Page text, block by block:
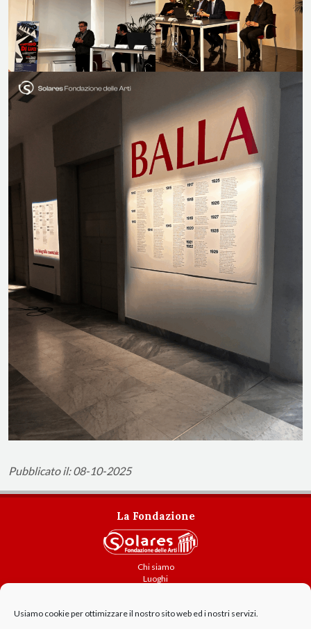
Usiamo cookie per ottimizzare il nostro sito web ed i nostri servizi.
Pubblicato il: 08-10-2025
La Fondazione
Chi siamo
Luoghi
Contatti